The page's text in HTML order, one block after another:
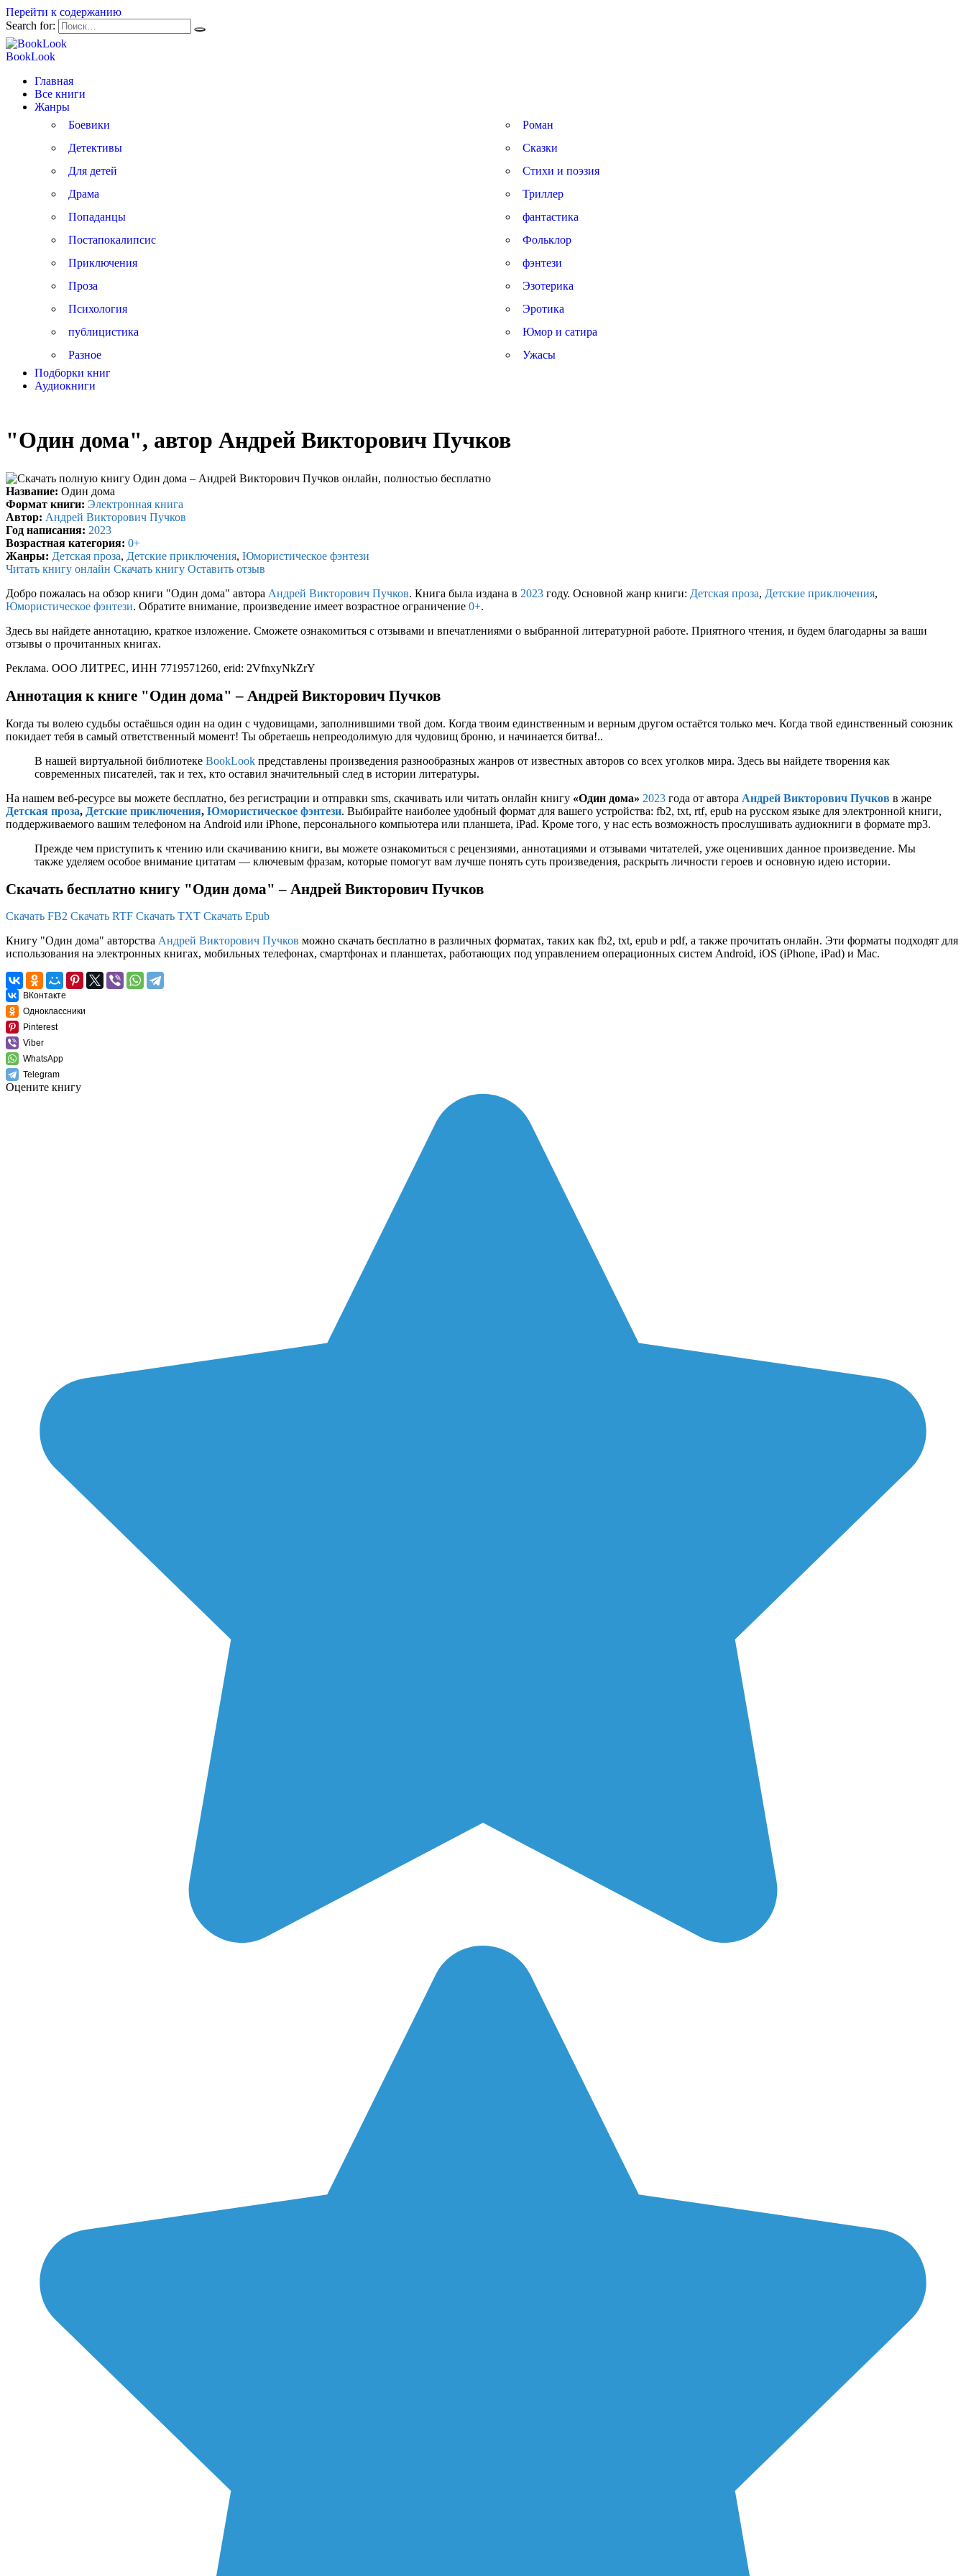
Перейти к содержанию
Search for:
BookLook
Главная
Все книги
Жанры
Боевики
Детективы
Для детей
Драма
Попаданцы
Постапокалипсис
Приключения
Проза
Психология
публицистика
Разное
Роман
Сказки
Стихи и поэзия
Триллер
фантастика
Фольклор
фэнтези
Эзотерика
Эротика
Юмор и сатира
Ужасы
Подборки книг
Аудиокниги
"Один дома", автор Андрей Викторович Пучков
Название: Один дома
Формат книги: Электронная книга
Автор: Андрей Викторович Пучков
Год написания: 2023
Возрастная категория: 0+
Жанры: Детская проза, Детские приключения, Юмористическое фэнтези
Читать книгу онлайн Скачать книгу Оставить отзыв
Добро пожалась на обзор книги "Один дома" автора Андрей Викторович Пучков. Книга была издана в 2023 году. Основной жанр книги: Детская проза, Детские приключения,
Юмористическое фэнтези. Обратите внимание, произведение имеет возрастное ограничение 0+.
Здесь вы найдете аннотацию, краткое изложение. Сможете ознакомиться с отзывами и впечатлениями о выбранной литературной работе. Приятного чтения, и будем благодарны за ваши
отзывы о прочитанных книгах.
Реклама. ООО ЛИТРЕС, ИНН 7719571260, erid: 2VfnxyNkZrY
Аннотация к книге "Один дома" – Андрей Викторович Пучков
Когда ты волею судьбы остаёшься один на один с чудовищами, заполнившими твой дом. Когда твоим единственным и верным другом остаётся только меч. Когда твой единственный союзник
покидает тебя в самый ответственный момент! Ты обретаешь непреодолимую для чудовищ броню, и начинается битва!..
В нашей виртуальной библиотеке BookLook представлены произведения разнообразных жанров от известных авторов со всех уголков мира. Здесь вы найдете творения как
современных писателей, так и тех, кто оставил значительный след в истории литературы.
На нашем веб-ресурсе вы можете бесплатно, без регистрации и отправки sms, скачивать или читать онлайн книгу «Один дома» 2023 года от автора Андрей Викторович Пучков в жанре
Детская проза, Детские приключения, Юмористическое фэнтези. Выбирайте наиболее удобный формат для вашего устройства: fb2, txt, rtf, epub на русском языке для электронной книги,
поддерживаемого вашим телефоном на Android или iPhone, персонального компьютера или планшета, iPad. Кроме того, у нас есть возможность прослушивать аудиокниги в формате mp3.
Прежде чем приступить к чтению или скачиванию книги, вы можете ознакомиться с рецензиями, аннотациями и отзывами читателей, уже оценивших данное произведение. Мы
также уделяем особое внимание цитатам — ключевым фразам, которые помогут вам лучше понять суть произведения, раскрыть личности героев и основную идею истории.
Скачать бесплатно книгу "Один дома" – Андрей Викторович Пучков
Скачать FB2 Скачать RTF Скачать TXT Скачать Epub
Книгу "Один дома" авторства Андрей Викторович Пучков можно скачать бесплатно в различных форматах, таких как fb2, txt, epub и pdf, а также прочитать онлайн. Эти форматы подходят для
использования на электронных книгах, мобильных телефонах, смартфонах и планшетах, работающих под управлением операционных систем Android, iOS (iPhone, iPad) и Mac.
ВКонтакте
Одноклассники
Pinterest
Viber
WhatsApp
Telegram
Оцените книгу